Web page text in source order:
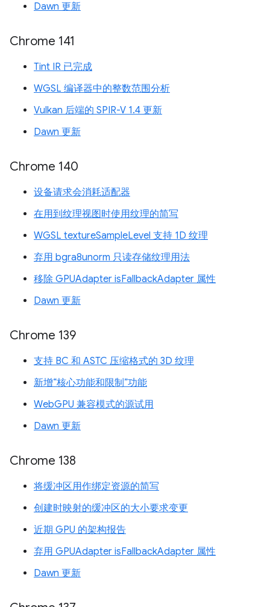
Dawn 更新
Chrome 141
Tint IR 已完成
WGSL 编译器中的整数范围分析
Vulkan 后端的 SPIR-V 1.4 更新
Dawn 更新
Chrome 140
设备请求会消耗适配器
在用到纹理视图时使用纹理的简写
WGSL textureSampleLevel 支持 1D 纹理
弃用 bgra8unorm 只读存储纹理用法
移除 GPUAdapter isFallbackAdapter 属性
Dawn 更新
Chrome 139
支持 BC 和 ASTC 压缩格式的 3D 纹理
新增“核心功能和限制”功能
WebGPU 兼容模式的源试用
Dawn 更新
Chrome 138
将缓冲区用作绑定资源的简写
创建时映射的缓冲区的大小要求变更
近期 GPU 的架构报告
弃用 GPUAdapter isFallbackAdapter 属性
Dawn 更新